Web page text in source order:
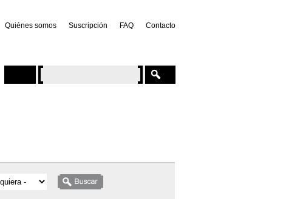
Quiénes somos Suscripción FAQ Contacto